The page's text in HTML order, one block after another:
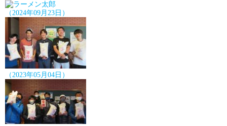
（2024年09月23日）
（2023年05月04日）